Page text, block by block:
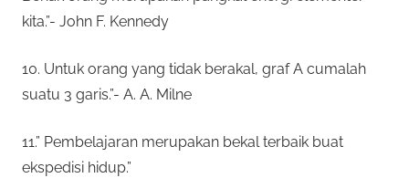
kita.”- John F. Kennedy
10. Untuk orang yang tidak berakal, graf A cumalah
suatu 3 garis.”- A. A. Milne
11.” Pembelajaran merupakan bekal terbaik buat
ekspedisi hidup.”